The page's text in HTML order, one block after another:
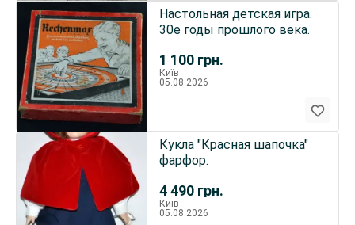
1 100 грн.
Настольная детская игра.
30е годы прошлого века.
Київ
05.08.2026
4 490 грн.
Кукла "Красная шапочка"
фарфор.
Київ
05.08.2026